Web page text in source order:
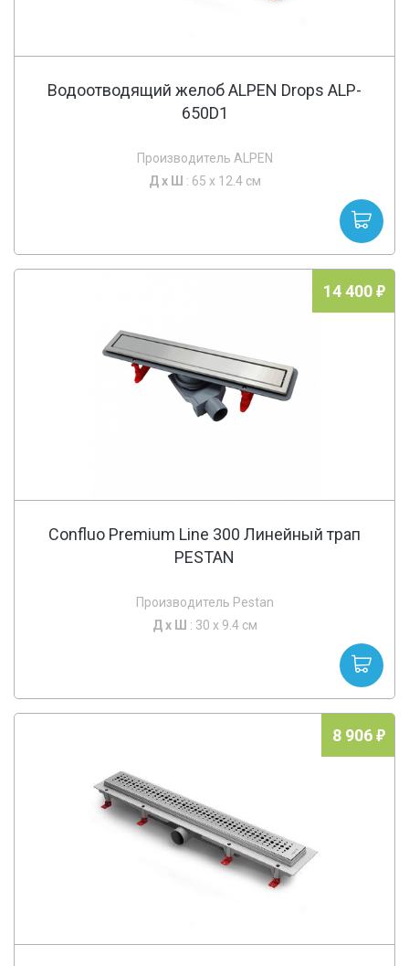
Водоотводящий желоб ALPEN Drops ALP-
650D1
Производитель ALPEN
Д х Ш : 65 x 12.4 см
14 400
Confluo Premium Line 300 Линейный трап
PESTAN
Производитель Pestan
Д х Ш : 30 x 9.4 см
8 906